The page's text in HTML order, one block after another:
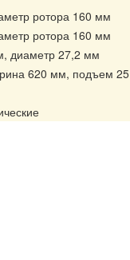
ротора 160 мм
ротора 160 мм
диаметр 27,2 мм
620 мм, подъем